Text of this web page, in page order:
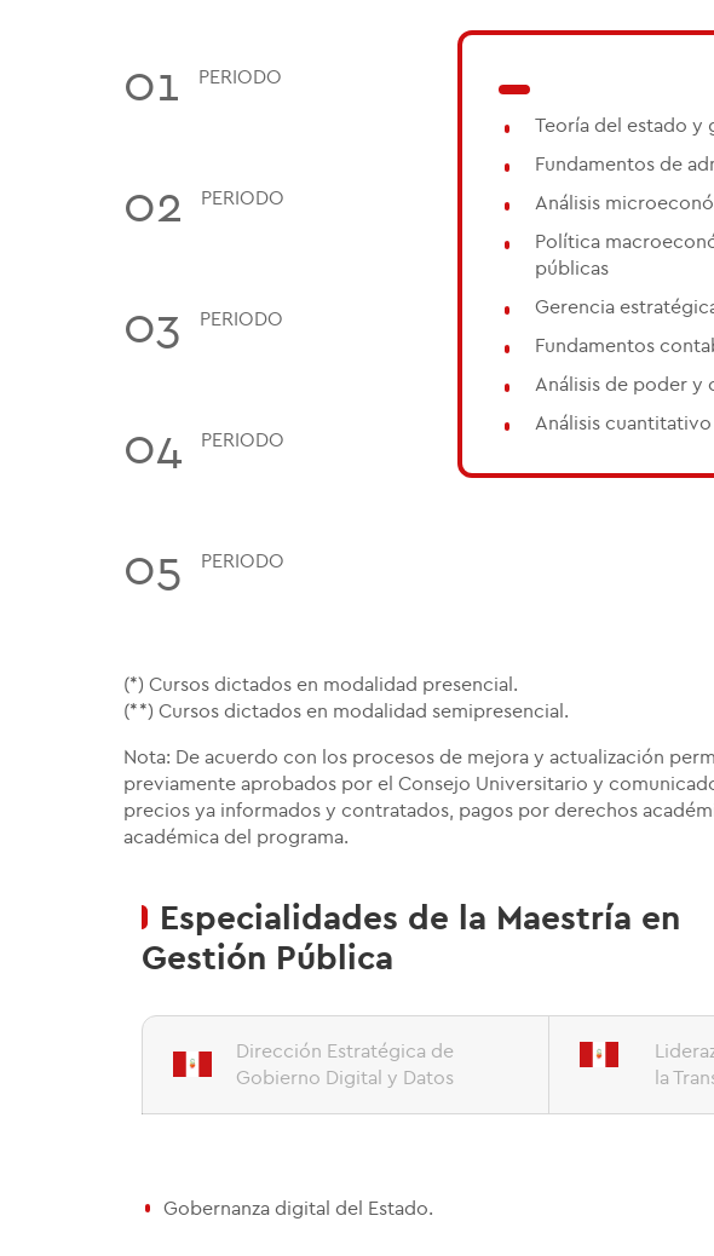
01 PERIODO
02 PERIODO
03 PERIODO
04 PERIODO
05 PERIODO
Teoría del estado y
Fundamentos de
Análisis
Política
públicas
Gerencia
Fundamentos
Análisis de poder y
Análisis
(*) Cursos dictados en modalidad presencial.
(**) Cursos dictados en modalidad semipresencial.
Nota: De acuerdo con los procesos de mejora y actualización
previamente aprobados por el Consejo Universitario y
precios ya informados y contratados, pagos por derechos
académica del programa.
Especialidades de la Maestría en
Gestión Pública
Dirección Estratégica de
Gobierno Digital y Datos
la
Gobernanza digital del Estado.